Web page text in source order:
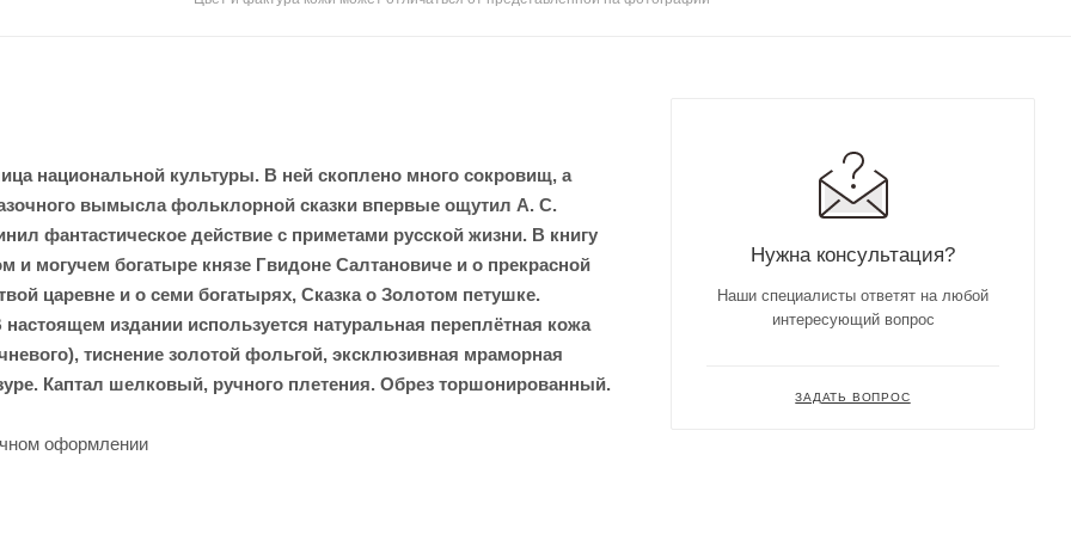
национальной культуры. В ней скоплено много сокровищ, а
вымысла фольклорной сказки впервые ощутил А. С.
фантастическое действие с приметами русской жизни. В книгу
и могучем богатыре князе Гвидоне Салтановиче и о прекрасной
царевне и о семи богатырях, Сказка о Золотом петушке.
издании используется натуральная переплётная кожа
тиснение золотой фольгой, эксклюзивная мраморная
Каптал шелковый, ручного плетения. Обрез торшонированный.
оформлении
Нужна консультация?
Наши специалисты ответят на любой
интересующий вопрос
ЗАДАТЬ ВОПРОС